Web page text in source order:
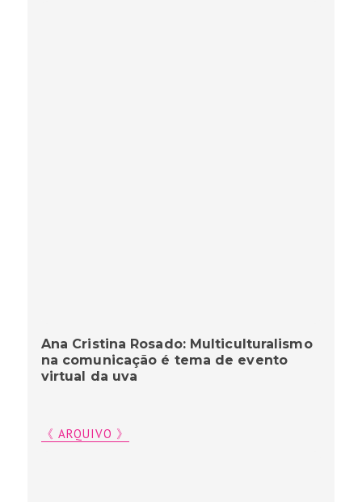
Ana Cristina Rosado: Multiculturalismo
na comunicação é tema de evento
virtual da uva
《 ARQUIVO 》